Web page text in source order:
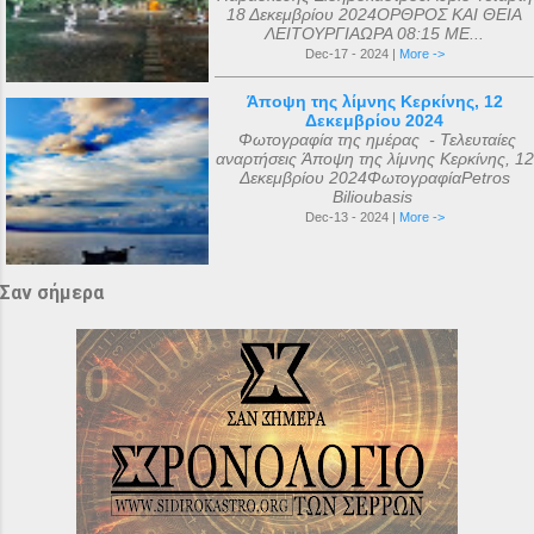
18 Δεκεμβρίου 2024ΟΡΘΡΟΣ ΚΑΙ ΘΕΙΑ
ΛΕΙΤΟΥΡΓΙΑΩΡΑ 08:15 ΜΕ...
Dec-17 - 2024 | More ->
Άποψη της λίμνης Κερκίνης, 12
Δεκεμβρίου 2024
Φωτογραφία της ημέρας - Τελευταίες
αναρτήσεις Άποψη της λίμνης Κερκίνης, 12
Δεκεμβρίου 2024ΦωτογραφίαPetros
Bilioubasis
Dec-13 - 2024 | More ->
Σαν σήμερα